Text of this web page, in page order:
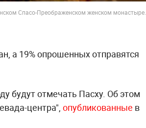
Спасо-Преображенском женском монастыре.
а 19% опрошенных отправятся
будут отмечать Пасху. Об этом
центра", опубликованные в